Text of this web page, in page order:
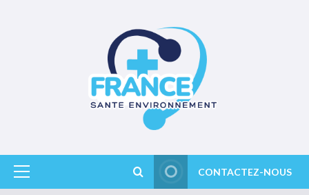
Primary
CONTACTEZ-NOUS